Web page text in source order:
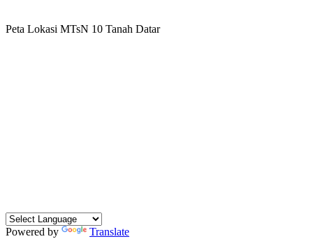
Peta Lokasi MTsN 10 Tanah Datar
Powered by Translate